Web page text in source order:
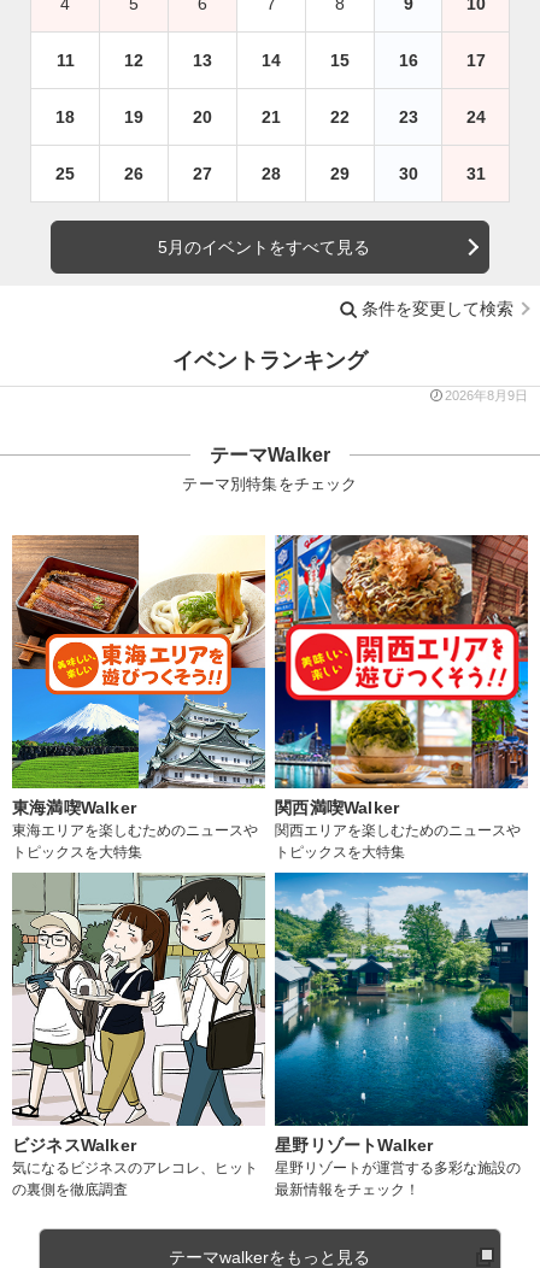
11 12 13 14 15 16 17
18 19 20 21 22 23 24
25 26 27 28 29 30 31
5月のイベントをすべて見る
条件を変更して検索
イベントランキング
2026年8月9日
テーマWalker
テーマ別特集をチェック
東海満喫Walker
東海エリアを楽しむためのニュースや
トピックスを大特集
関西満喫Walker
関西エリアを楽しむためのニュースや
トピックスを大特集
ビジネスWalker
気になるビジネスのアレコレ、ヒット
の裏側を徹底調査
星野リゾートWalker
星野リゾートが運営する多彩な施設の
最新情報をチェック！
テーマwalkerをもっと見る